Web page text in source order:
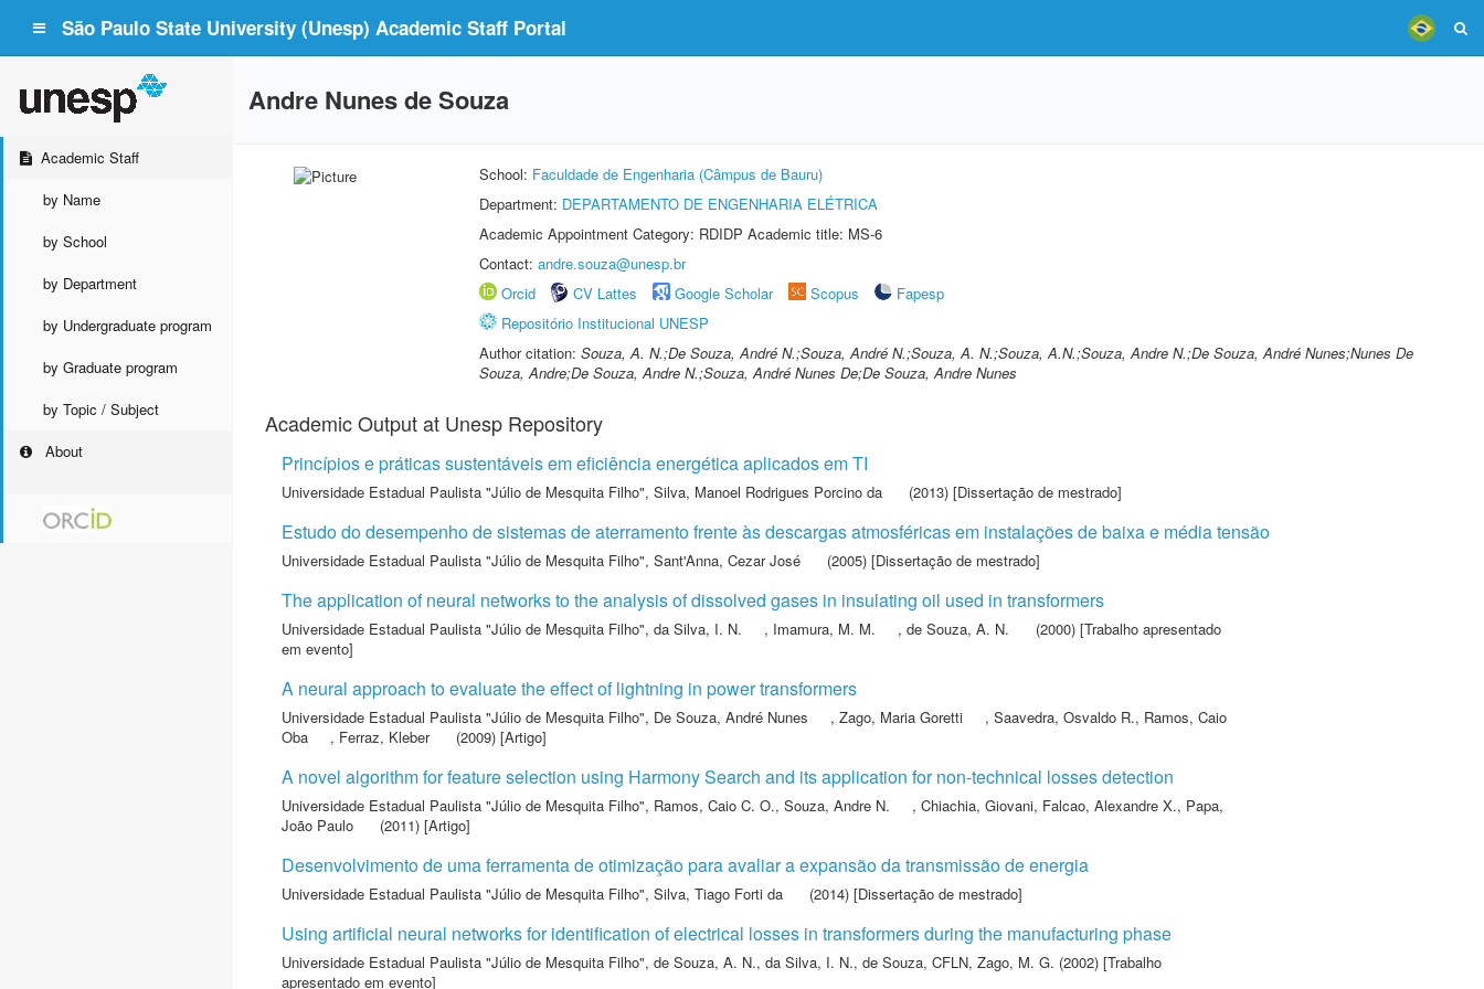
São Paulo State University (Unesp) Academic Staff Portal
Academic Staff
by Name
by School
by Department
by Undergraduate program
by Graduate program
by Topic / Subject
About
Andre Nunes de Souza
School: Faculdade de Engenharia (Câmpus de Bauru)
Department: DEPARTAMENTO DE ENGENHARIA ELÉTRICA
Academic Appointment Category: RDIDP Academic title: MS-6
Contact: andre.souza@unesp.br
Orcid
CV Lattes Google Scholar Scopus
Fapesp
Repositório Institucional UNESP
Author citation: Souza, A. N.;De Souza, André N.;Souza, André N.;Souza, A. N.;Souza, A.N.;Souza, Andre N.;De Souza, André Nunes;Nunes De
Souza, Andre;De Souza, Andre N.;Souza, André Nunes De;De Souza, Andre Nunes
Academic Output at Unesp Repository
Princípios e práticas sustentáveis em eficiência energética aplicados em TI
Universidade Estadual Paulista "Júlio de Mesquita Filho", Silva, Manoel Rodrigues Porcino da (2013) [Dissertação de mestrado]
Estudo do desempenho de sistemas de aterramento frente às descargas atmosféricas em instalações de baixa e média tensão
Universidade Estadual Paulista "Júlio de Mesquita Filho", Sant'Anna, Cezar José (2005) [Dissertação de mestrado]
The application of neural networks to the analysis of dissolved gases in insulating oil used in transformers
Universidade Estadual Paulista "Júlio de Mesquita Filho", da Silva, I. N. , Imamura, M. M. , de Souza, A. N.
(2000) [Trabalho apresentado
em evento]
A neural approach to evaluate the effect of lightning in power transformers
Universidade Estadual Paulista "Júlio de Mesquita Filho", De Souza, André Nunes , Zago, Maria Goretti , Saavedra, Osvaldo R., Ramos, Caio
Oba
, Ferraz, Kleber (2009) [Artigo]
A novel algorithm for feature selection using Harmony Search and its application for non-technical losses detection
Universidade Estadual Paulista "Júlio de Mesquita Filho", Ramos, Caio C. O., Souza, Andre N. , Chiachia, Giovani, Falcao, Alexandre X., Papa,
João Paulo
(2011) [Artigo]
Desenvolvimento de uma ferramenta de otimização para avaliar a expansão da transmissão de energia
Universidade Estadual Paulista "Júlio de Mesquita Filho", Silva, Tiago Forti da (2014) [Dissertação de mestrado]
Using artificial neural networks for identification of electrical losses in transformers during the manufacturing phase
Universidade Estadual Paulista "Júlio de Mesquita Filho", de Souza, A. N., da Silva, I. N., de Souza, CFLN, Zago, M. G. (2002) [Trabalho
apresentado em evento]